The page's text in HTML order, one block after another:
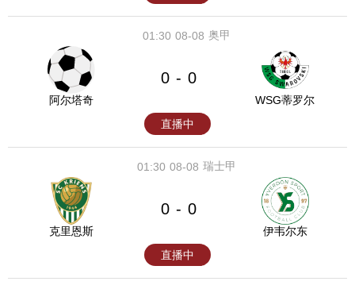
08-08
01:30 奥甲
阿尔塔奇
0 - 0
WSG蒂罗尔
直播中
08-08
01:30 瑞士甲
克里恩斯
0 - 0
伊韦尔东
直播中